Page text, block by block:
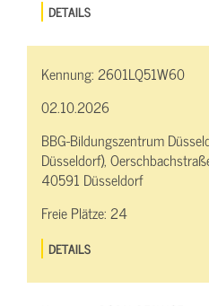
DETAILS
Kennung:2601LQ51W60
02.10.2026
BBG-Bildungszentrum
Düsseldorf),
40591 Düsseldorf
Freie Plätze:24
DETAILS